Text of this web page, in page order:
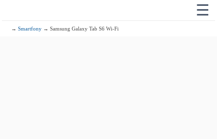
☰
→Smartfony → Samsung Galaxy Tab S6 Wi-Fi